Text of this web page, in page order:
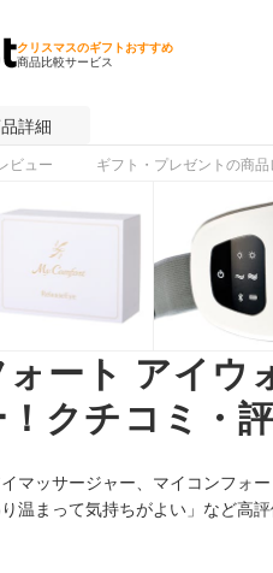
クリスマスのギフトおすすめ
商品比較サービス
詳細
ビュー ギフト・プレゼントの商品
ート アイウ
クチコミ・
マッサージャー、マイコンフォ
温まって気持ちがよい」 など高